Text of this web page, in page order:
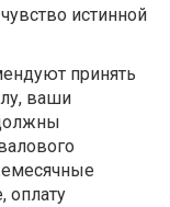
истинной
принять
ваши
оплату